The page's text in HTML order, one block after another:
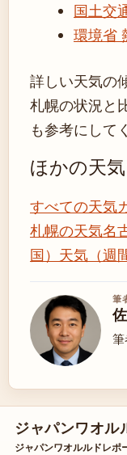
国土交
環境省
詳しい天気の
札幌の状況と
も参考にして
ほかの天
すべての天気
札幌の天気名
国） 天気（週
筆
筆
ジャパンワオル
ジャパンワオルルドレポ